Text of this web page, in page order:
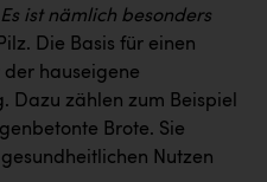
ist nämlich besonders
Die Basis für einen
hauseigene
Dazu zählen zum Beispiel
Brote. Sie
Nutzen